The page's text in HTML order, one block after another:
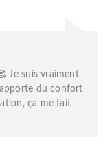
Je suis vraiment
apporte du confort
ça me fait